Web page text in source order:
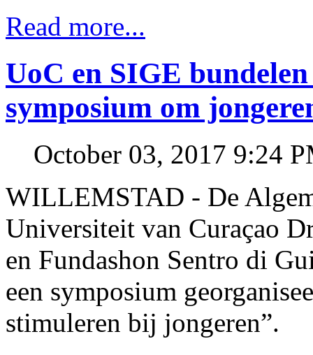
Read more...
UoC en SIGE
symposium om
October 03, 2017 9:24
WILLEMSTAD - De
Universiteit van Curaçao
en Fundashon Sentro di
een symposium
stimuleren bij jongeren”.